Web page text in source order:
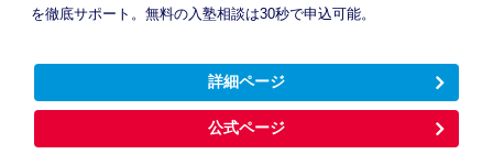
を徹底サポート。無料の入塾相談は30秒で申込可能。
詳細ページ
公式ページ